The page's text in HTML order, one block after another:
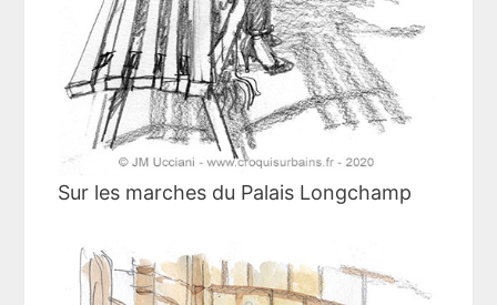
Sur les marches du Palais Longchamp